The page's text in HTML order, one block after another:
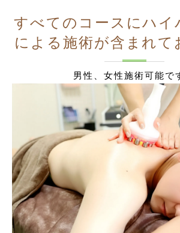
男性、女性施術可能で
すべてのコースにハイ
による施術が含まれて